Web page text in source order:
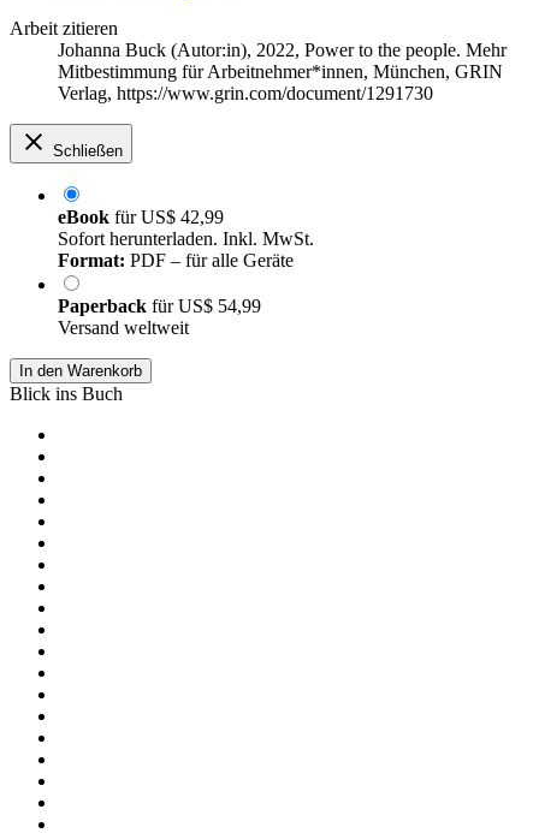
Arbeit zitieren
Johanna Buck (Autor:in), 2022, Power to the people. Mehr
Mitbestimmung für Arbeitnehmer*innen, München, GRIN
Verlag, https://www.grin.com/document/1291730
Schließen
eBook fürUS$ 42,99
Sofort herunterladen. Inkl. MwSt.
Format: PDF – für alle Geräte
Paperback fürUS$ 54,99
Versand weltweit
In den Warenkorb
Blick ins Buch